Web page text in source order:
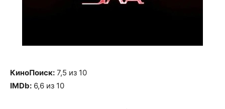
КиноПоиск: 7,5 из 10
IMDb: 6,6 из 10